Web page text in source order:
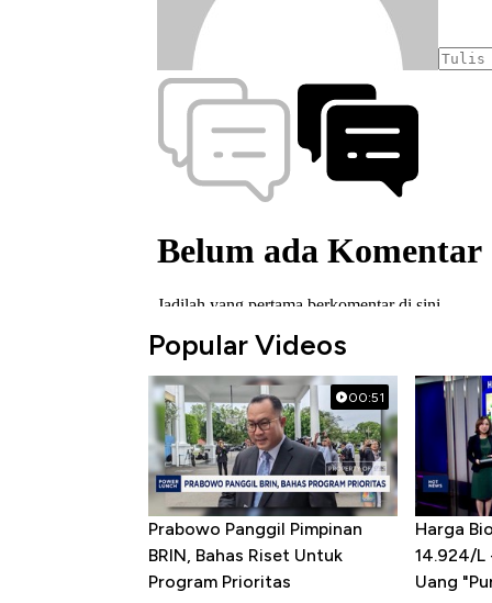
Popular Videos
00:51
Prabowo Panggil Pimpinan
BRIN, Bahas Riset Untuk
Program Prioritas
Harga
14.924/L
Uang